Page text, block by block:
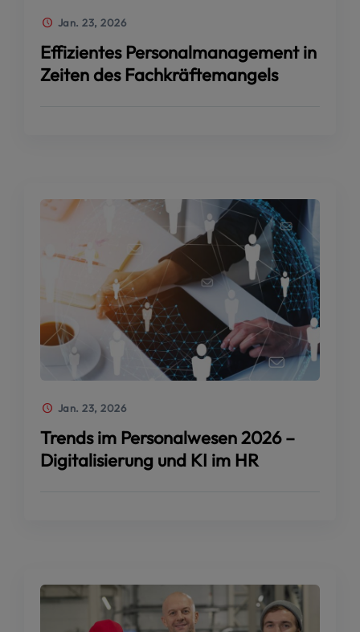
Jan. 23, 2026
Effizientes Personalmanagement in
Zeiten des Fachkräftemangels
Jan. 23, 2026
Trends im Personalwesen 2026 –
Digitalisierung und KI im HR